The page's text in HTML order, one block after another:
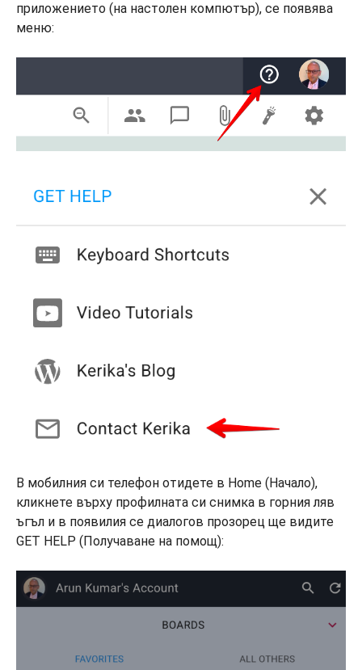
приложението (на настолен компютър), се появява
меню:
В мобилния си телефон отидете в Home (Начало),
кликнете върху профилната си снимка в горния ляв
ъгъл и в появилия се диалогов прозорец ще видите
GET HELP (Получаване на помощ):